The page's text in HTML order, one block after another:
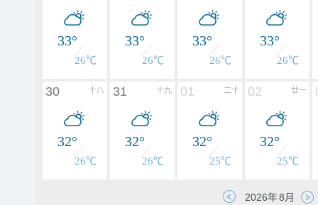
33°
26℃
33°
26℃
33°
26℃
33°
26℃
十八
30
32°
26℃
十九
31
32°
26℃
二十
01
32°
25℃
廿一
02
32°
25℃